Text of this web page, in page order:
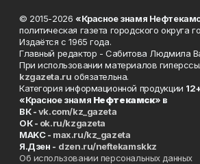
© 2015-2026 «Красное знамя
политическая газета городского округа
Издаётся с 1965 года.
Главный редактор - Сабитова Людмила
При использовании материалов
kzgazeta.ru обязательна.
Категория информационной продукции
«Красное знамя Нефтекамск» в
ВК -vk.com/kz_gazeta
ОК - ok.ru/kzgazeta
MAKC - max.ru/kz_gazeta
Я.Дзен - dzen.ru/neftekamskkz
Об использовании персональных данных